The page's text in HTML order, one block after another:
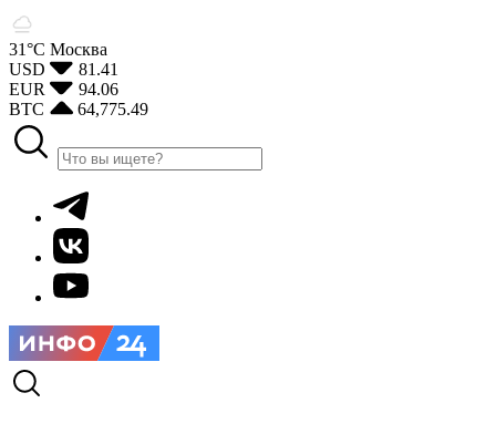
31°С Москва
USD
81.41
EUR
94.06
BTC
64,775.49